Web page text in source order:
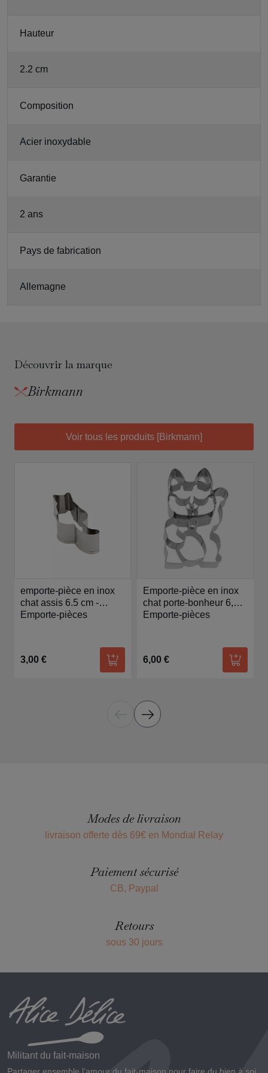
Hauteur
2.2 cm
Composition
Acier inoxydable
Garantie
2 ans
Pays de fabrication
Allemagne
Découvrir la marque
Birkmann
Voir tous les produits [Birkmann]
emporte-pièce en inox
chat assis 6.5 cm -
Birkmann
Emporte-pièces
3,00 €
Ajouter au panier
Emporte-pièce en inox
chat porte-bonheur 6,5
cm - Birkmann
Emporte-pièces
6,00 €
Ajouter
Modes de livraison
livraison offerte dès 69€ en Mondial Relay
Paiement sécurisé
CB, Paypal
Retours
sous 30 jours
Militant du fait-maison